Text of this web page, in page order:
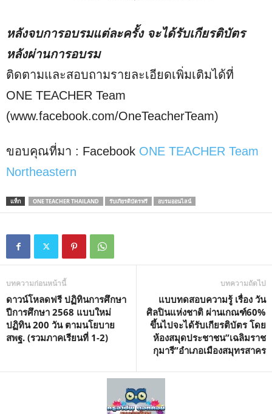
หลังจบการอบรมแต่ละครั้ง จะได้รับเกียรติบัตร
หลังผ่านการอบรม
ติดตามและสอบถามรายละเอียดเพิ่มเติมได้ที่
ONE TEACHER Team
(www.facebook.com/OneTeacherTeam)
ขอบคุณที่มา : Facebook ONE TEACHER Team
Northeastern
แท็ก ONE TEACHER THAILAND รับเกียรติบัตรฟรี อบรมออนไลน์
บทความก่อนหน้านี้
ดาวน์โหลดฟรี ปฏิทินการศึกษา
ปีการศึกษา 2568 แบบใหม่
ปฏิทิน 200 วัน ตามนโยบาย
สพฐ. (รวมภาคเรียนที่ 1-2)
บทความถัดไป
แบบทดสอบความรู้ เรื่อง วัน
ศิลปินแห่งชาติ ผ่านเกณฑ์60%
ขึ้นไปจะได้รับเกียรติบัตร โดย
ห้องสมุดประชาชน”เฉลิมราช
กุมารี”อำเภอเมืองสมุทรสาคร